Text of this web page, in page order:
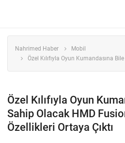
Nahrimed Haber
Mobil
Özel Kılıfıyla Oyun Kumandasına
Özel Kılıfıyla Oyun
Sahip Olacak HMD
Özellikleri Ortaya Çıktı